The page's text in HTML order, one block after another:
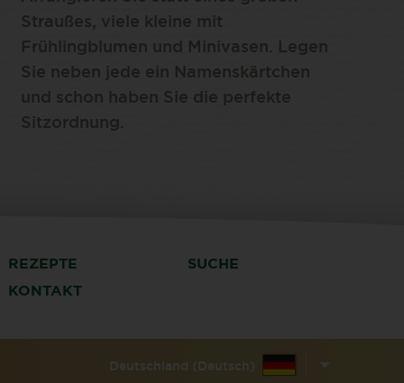
Straußes, viele kleine mit
Frühlingblumen und Minivasen. Legen
Sie neben jede ein Namenskärtchen
und schon haben Sie die perfekte
Sitzordnung.
REZEPTE
SUCHE
KONTAKT
Deutschland (Deutsch)